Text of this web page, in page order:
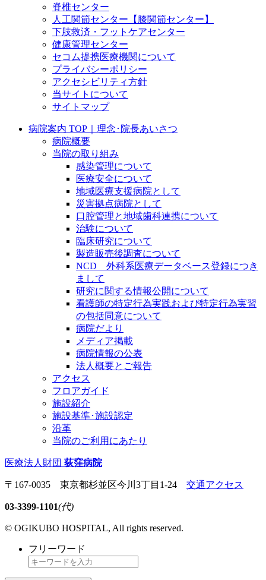
脊椎センター
人工関節センター【膝関節センター】
下肢救済・フットケアセンター
健康管理センター
セコム提携医療機関について
プライバシーポリシー
アクセシビリティ方針
当サイトについて
サイトマップ
病院案内 TOP｜理念･院長あいさつ
病院概要
当院の取り組み
感染管理について
医療安全について
地域医療支援病院として
災害拠点病院として
口腔管理と地域歯科連携について
治験について
臨床研究について
製造販売後調査について
NCD 外科系医療データベース登録につき
まして
研究に関する情報公開について
看護師の特定行為実践および特定行為実習
の包括同意について
病院だより
メディア掲載
病院情報の公表
法人概要とご報告
アクセス
フロアガイド
施設紹介
施設基準･施設認定
沿革
当院のご利用にあたり
医療法人財団 荻窪病院
〒167-0035 東京都杉並区今川3丁目1-24 交通アクセス
03-3399-1101(代)
© OGIKUBO HOSPITAL, All rights reserved.
フリーワード